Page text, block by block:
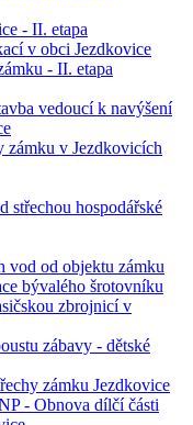
- II. etapa
v obci Jezdkovice
- II. etapa
vedoucí k navýšení
zámku v Jezdkovicích
střechou hospodářské
vod od objektu zámku
bývalého šrotovníku
zbrojnicí v
zábavy - dětské
zámku Jezdkovice
- Obnova dílčí části